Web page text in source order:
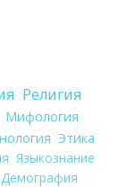
Религия
Мифология
Этика
Языкознание
Демография